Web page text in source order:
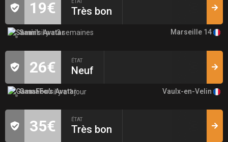
19€ ÉTAT
Très bon
Samiril y a 3 semaines Marseille 14
26€ ÉTAT
Neuf
GamaFouil y a 1 jour Vaulx-en-Velin
35€ ÉTAT
Très bon